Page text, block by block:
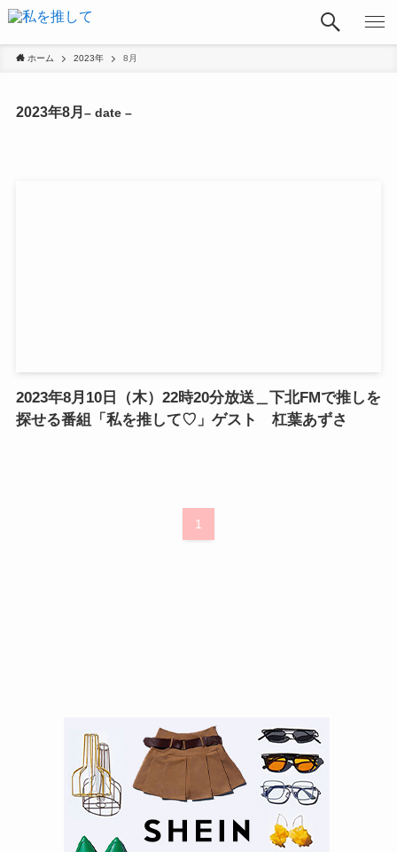
ホーム 2023年 8月
2023年8月 – date –
2023年8月10日（木）22時20分放送＿下北FMで推しを
探せる番組「私を推して♡」ゲスト 杠葉あずさ
1